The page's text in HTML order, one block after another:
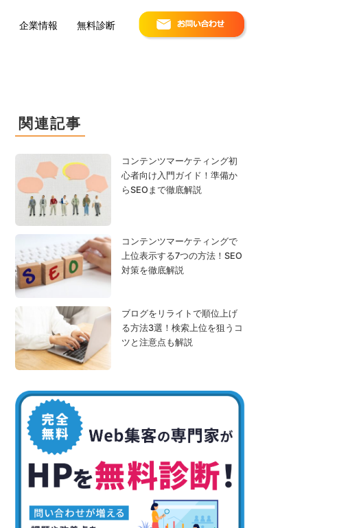
企業情報 無料診断
お問い合わせ
関連記事
コンテンツマーケティング初
心者向け入門ガイド！準備か
らSEOまで徹底解説
コンテンツマーケティングで
上位表示する7つの方法！SEO
対策を徹底解説
ブログをリライトで順位上げ
る方法3選！検索上位を狙うコ
ツと注意点も解説